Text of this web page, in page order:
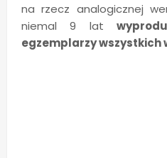
na rzecz analogicznej
niemal 9 lat
egzemplarzy wszystkich